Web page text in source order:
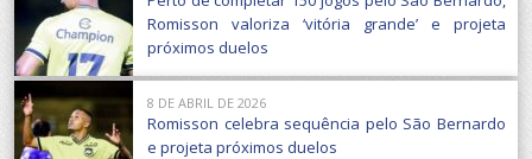
Romisson valoriza ‘vitória grande’ e projeta
próximos duelos
8 DE ABRIL DE 2026
Romisson celebra sequência pelo São Bernardo
e projeta próximos duelos